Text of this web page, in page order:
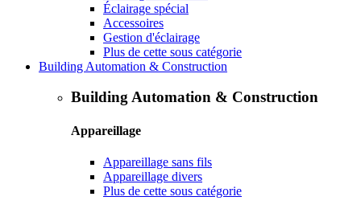
Éclairage spécial
Accessoires
Gestion d'éclairage
Plus de cette sous catégorie
Building Automation & Construction
Building Automation & Construction
Appareillage
Appareillage sans fils
Appareillage divers
Plus de cette sous catégorie